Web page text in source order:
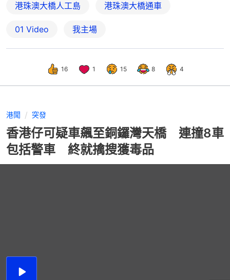
港珠澳大橋人工島 港珠澳大橋通車
01 Video 我主場
16 1 15 8 4
港聞 突發
香港仔可疑車飆至銅鑼灣天橋 連撞8車
包括警車 終就擒搜獲毒品
播